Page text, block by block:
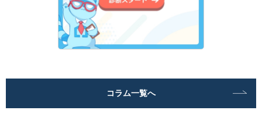
コラム一覧へ